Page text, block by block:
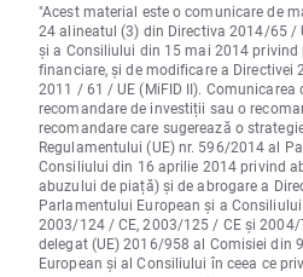
"Acest material este o comunicare de
24 alineatul (3) din Directiva 2014/65 /
și a Consiliului din 15 mai 2014 privind
financiare, și de modificare a Directivei
2011 / 61 / UE (MiFID II). Comunicarea
recomandare de investiții sau o
recomandare care sugerează o
Regulamentului (UE) nr. 596/2014 al
Consiliului din 16 aprilie 2014 privind
abuzului de piață) și de abrogare a
Parlamentului European și a
2003/124 / CE, 2003/125 / CE și
delegat (UE) 2016/958 al Comisiei din
European și al Consiliului în ceea ce